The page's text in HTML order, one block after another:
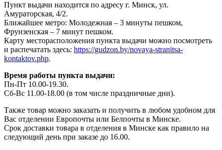
Пункт выдачи находится по адресу г. Минск, ул.
Амураторская, 4/2.
Ближайшее метро: Молодежная – 3 минуты пешком,
Фрунзенская – 7 минут пешком.
Карту месторасположения пункта выдачи можно посмотреть
и распечатать здесь: https://gudzon.by/novaya-stranitsa-
kontaktov.php.
Время работы пункта выдачи:
Пн-Пт 10.00-19.30.
Сб-Вс 11.00-18.00 (в том числе праздничные дни).
Также товар можно заказать и получить в любом удобном для
Вас отделении Европочты или Белпочты в Минске.
Срок доставки товара в отделения в Минске как правило на
следующий день при заказе до 16.00.